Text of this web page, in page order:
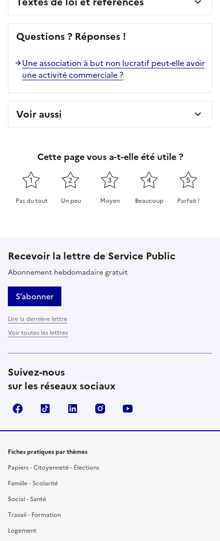
Questions ? Réponses !
Une association à but non lucratif peut-elle avoir
une activité commerciale ?
Voir aussi
Cette page vous a-t-elle été utile ?
1
Pas du tout
2
Un peu
3
Moyen
4
Beaucoup
5
Parfait !
Recevoir la lettre de Service Public
Abonnement hebdomadaire gratuit
S’abonner
Lire la dernière lettre
Voir toutes les lettres
Suivez-nous
sur les réseaux sociaux
FacebookTikTok LinkedIn Instagram
Fiches pratiques par thèmes
Papiers - Citoyenneté - Élections
Famille - Scolarité
Social - Santé
Travail - Formation
Logement